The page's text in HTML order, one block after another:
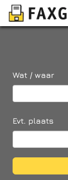
Wat / waar
Evt. plaats